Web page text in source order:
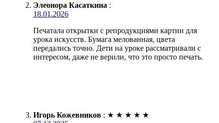
Элеонора Касаткина :
18.01.2026
Печатала открытки с репродукциями картин для
урока искусств. Бумага мелованная, цвета
передались точно. Дети на уроке рассматривали с
интересом, даже не верили, что это просто печать.
Игорь Кожевников : ★ ★ ★ ★ ★